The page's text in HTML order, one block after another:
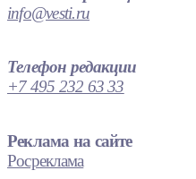
info@vesti.ru
Телефон редакции
+7 495 232 63 33
Реклама на сайте
Росреклама